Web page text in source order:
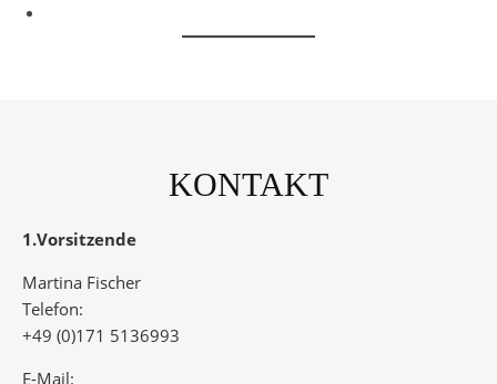
KONTAKT
1.Vorsitzende
Martina Fischer
Telefon:
+49 (0)171 5136993
E-Mail: